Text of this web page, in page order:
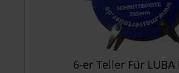
6-er Teller Für LUBA